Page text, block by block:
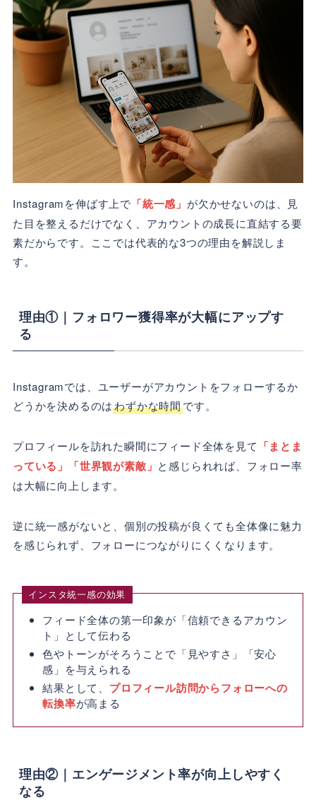
Instagramを伸ばす上で 「統一感」 が欠かせないのは、見
た目を整えるだけでなく、アカウントの成長に直結する要
素だからです。ここでは代表的な3つの理由を解説しま
す。
理由①｜フォロワー獲得率が大幅にアップす
る
Instagramでは、ユーザーがアカウントをフォローするか
どうかを決めるのはわずかな時間です。
プロフィールを訪れた瞬間にフィード全体を見て 「まとま
っている」「世界観が素敵」 と感じられれば、フォロー率
は大幅に向上します。
逆に統一感がないと、個別の投稿が良くても全体像に魅力
を感じられず、フォローにつながりにくくなります。
インスタ統一感の効果
フィード全体の第一印象が「信頼できるアカウン
ト」として伝わる
色やトーンがそろうことで「見やすさ」「安心
感」を与えられる
結果として、 プロフィール訪問からフォローへの
転換率が高まる
理由②｜エンゲージメント率が向上しやすく
なる